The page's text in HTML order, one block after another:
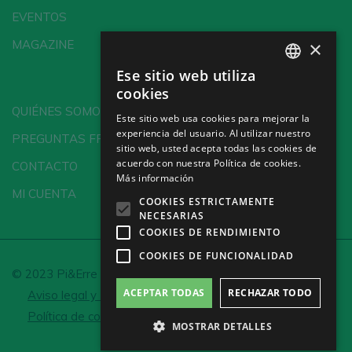
EVENTOS
MAGAZINE
QUIÉNES SOMOS
PREGUNTAS FRECUENTES
CONTACTO
MI CUENTA
© 2023 Pi&Erre Comunicación Integral S.L.
Aviso legal y Política de privacidad
Política de cookies
GERMAN
CH
×
Ese sitio web utiliza
cookies
Este sitio web usa cookies para mejorar la
experiencia del usuario. Al utilizar nuestro
sitio web, usted acepta todas las cookies de
acuerdo con nuestra Política de cookies.
Más información
COOKIES ESTRICTAMENTE
NECESARIAS
COOKIES DE RENDIMIENTO
COOKIES DE FUNCIONALIDAD
ACEPTAR TODAS RECHAZAR TODO
MOSTRAR DETALLES